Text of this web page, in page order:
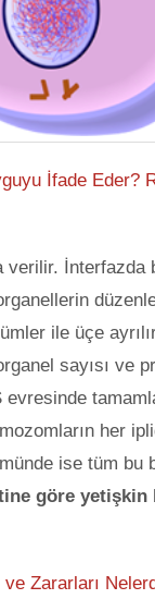
İfade Eder?
verilir. İnterfazda
ile üçe
sayısı ve
her
ise tüm bu
göre
ve Zararları